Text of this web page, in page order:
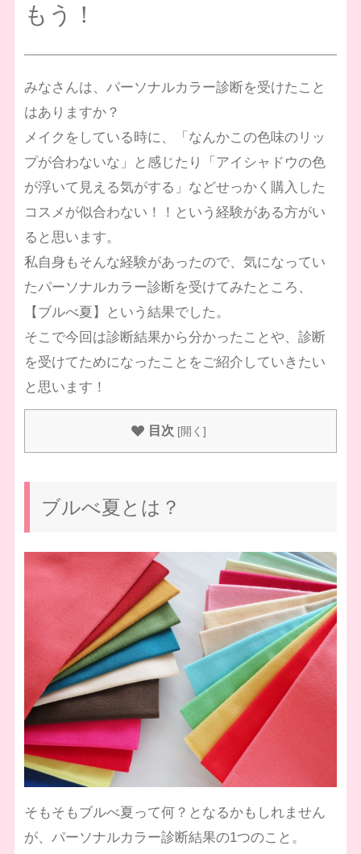
もう！
みなさんは、パーソナルカラー診断を受けたこと
はありますか？
メイクをしている時に、「なんかこの色味のリッ
プが合わないな」と感じたり「アイシャドウの色
が浮いて見える気がする」などせっかく購入した
コスメが似合わない！！という経験がある方がい
ると思います。
私自身もそんな経験があったので、気になってい
たパーソナルカラー診断を受けてみたところ、
【ブルべ夏】という結果でした。
そこで今回は診断結果から分かったことや、診断
を受けてためになったことをご紹介していきたい
と思います！
目次 [開く ]
ブルべ夏とは？
そもそもブルべ夏って何？となるかもしれません
が、パーソナルカラー診断結果の1つのこと。